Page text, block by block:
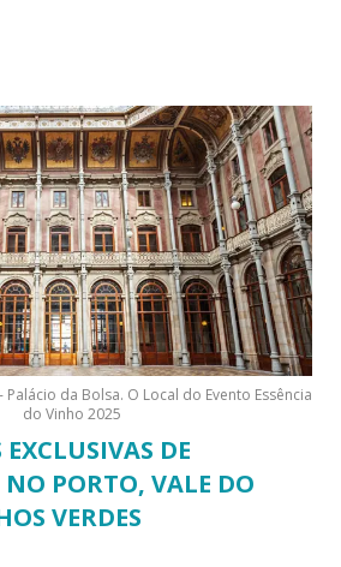
da Bolsa. O Local do Evento Essência
do Vinho 2025
DE
PORTO, VALE DO
VERDES